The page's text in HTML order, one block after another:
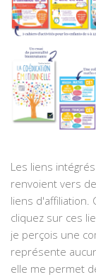
Les liens
renvoient vers
liens d'affiliation.
cliquez sur ces
je perçois une
représente
elle me permet